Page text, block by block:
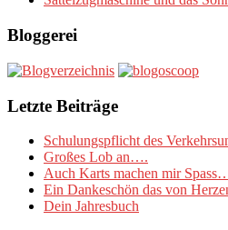
Bloggerei
Letzte Beiträge
Schulungspflicht des
Großes Lob an….
Auch Karts machen mir
Ein Dankeschön das von
Dein Jahresbuch